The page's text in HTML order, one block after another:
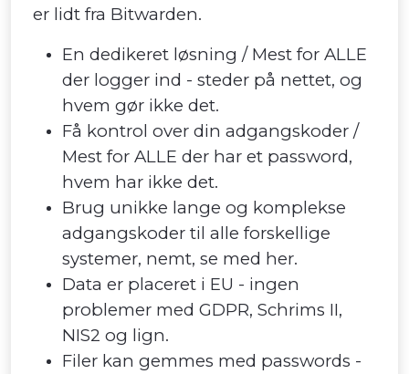
er lidt fra Bitwarden.
En dedikeret løsning / Mest for ALLE
der logger ind - steder på nettet, og
hvem gør ikke det.
Få kontrol over din adgangskoder /
Mest for ALLE der har et password,
hvem har ikke det.
Brug unikke lange og komplekse
adgangskoder til alle forskellige
systemer, nemt, se med her.
Data er placeret i EU - ingen
problemer med GDPR, Schrims II,
NIS2 og lign.
Filer kan gemmes med passwords -